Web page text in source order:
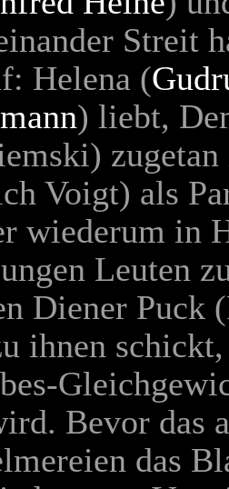
Streit
Helena (
) liebt,
Voigt) als
wiederum in
Leuten
Diener Puck
ihnen
Bevor das
n das